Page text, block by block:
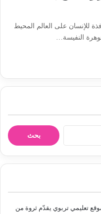
للإنسان على العالم المحيط
النفيسة…
ن
تعليمي تربوي يقدّم ثروة من